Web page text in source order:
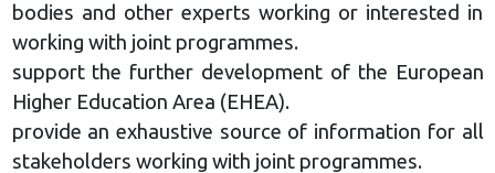
bodies and other experts working or interested in
working with joint programmes.
support the further development of the European
Higher Education Area (EHEA).
provide an exhaustive source of information for all
stakeholders working with joint programmes.